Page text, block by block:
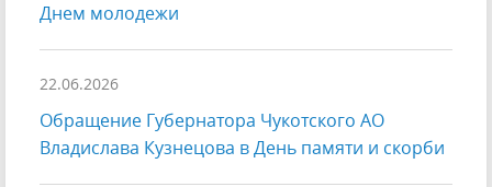
Днем молодежи
22.06.2026
Обращение Губернатора Чукотского АО
Владислава Кузнецова в День памяти и скорби